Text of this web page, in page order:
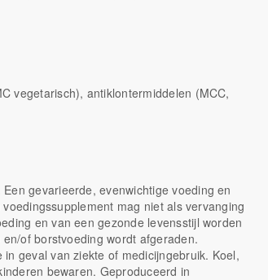
stof, meestal afkomstig van planten
het aanpassen aan fysieke en mentale
botsterkte bij postmenopauzale
kwaliteit en de optimale ondersteuning
vegetarisch), antiklontermiddelen (MCC,
gevarieerde, evenwichtige voeding en
mag niet als vervanging
en van een gezonde levensstijl worden
of borstvoeding wordt afgeraden.
geval van ziekte of medicijngebruik. Koel,
bewaren. Geproduceerd in